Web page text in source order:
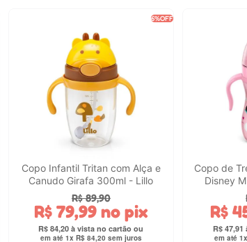
6%OFF
Copo Infantil Tritan com Alça e
Canudo Girafa 300ml - Lillo
R$ 89,90
R$ 79,99 no pix
R$ 84,20
em até 1x R$ 84,20 sem juros
Copo de
Disney
R$
R$ 47,91
em até1